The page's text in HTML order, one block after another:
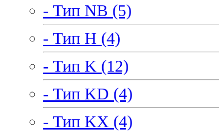
- Тип NB (5)
- Тип H (4)
- Тип K (12)
- Тип KD (4)
- Тип KX (4)